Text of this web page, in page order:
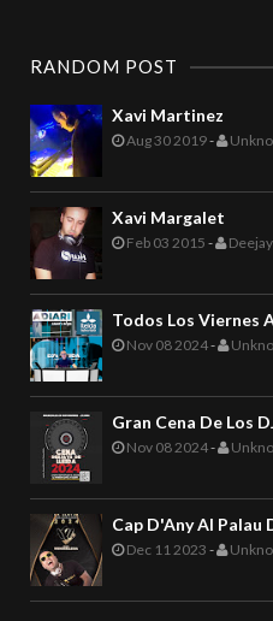
RANDOM POST
Xavi Martinez
Aug 30 2019-
Xavi Margalet
Feb 03 2015 -
Todos Los Viernes
Nov 08 2024-
Gran Cena De Los
Nov 08 2024-
Cap D'Any Al Palau
Dec 11 2023 -